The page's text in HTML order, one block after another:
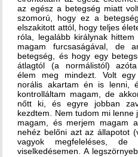
az egész a betegség miatt
szomorú, hogy ez a
elszakitott attól, hogy teljes
róla, legalább királynak
magam furcsaságával, de
betegség, és hogy egy
átlagtól (a normálistól)
élem meg mindezt. Volt
norális akartam én is lenni,
kontrolláltam magam, de
nőtt ki, és egyre jobban
kezdtem. Nem tudom mi
magam, és merjem magam
nehéz belőni azt az állapotot
vagyok megfeleléses,
viselkedésemen. A